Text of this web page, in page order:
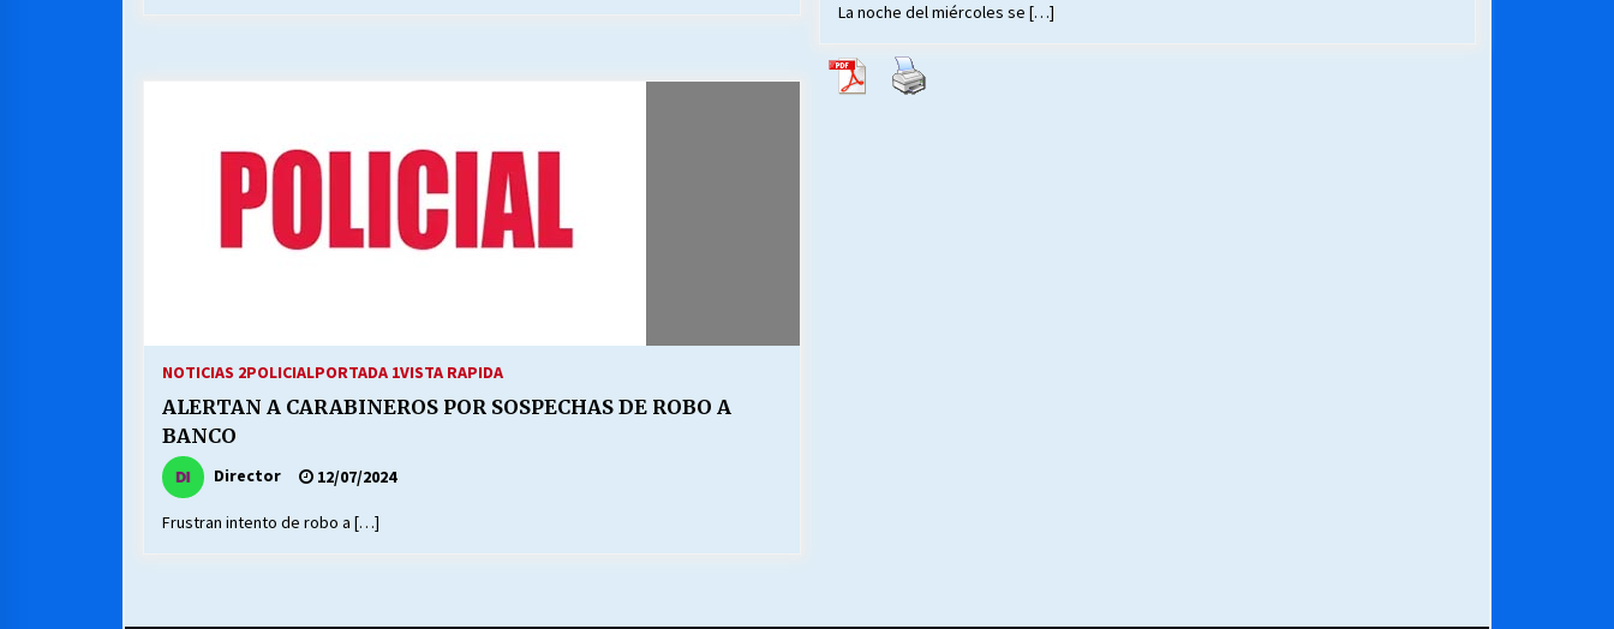
La noche del miércoles se […]
NOTICIAS 2POLICIALPORTADA 1VISTA RAPIDA
ALERTAN A CARABINEROS POR SOSPECHAS DE ROBO A
BANCO
Director 12/07/2024
Frustran intento de robo a […]